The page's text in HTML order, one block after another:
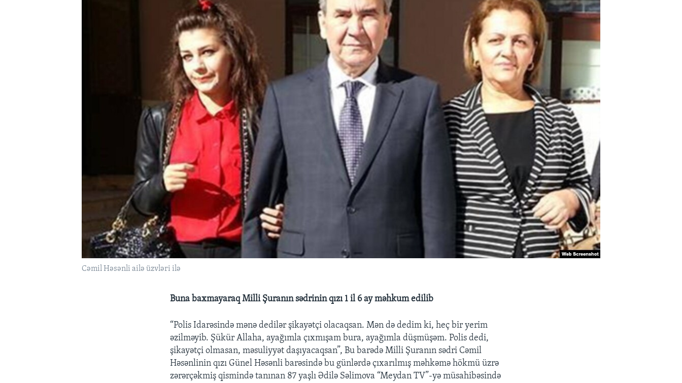
Cəmil Həsənli ailə üzvləri ilə
Buna baxmayaraq Milli Şuranın sədrinin qızı 1 il 6 ay məhkum edilib
“Polis Idarəsində mənə dedilər şikayətçi olacaqsan. Mən də dedim ki, heç bir yerim
əzilməyib. Şükür Allaha, ayağımla çıxmışam bura, ayağımla düşmüşəm. Polis dedi,
şikayətçi olmasan, məsuliyyət daşıyacaqsan”, Bu barədə Milli Şuranın sədri Cəmil
Həsənlinin qızı Günel Həsənli barəsində bu günlərdə çıxarılmış məhkəmə hökmü üzrə
zərərçəkmiş qismində tanınan 87 yaşlı Ədilə Səlimova “Meydan TV”-yə müsahibəsində